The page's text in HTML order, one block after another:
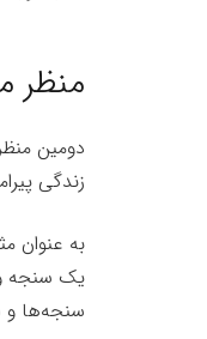
منظر
دومین
زندگی
به عنوان
یک سنجه و
سنجه‌ها و